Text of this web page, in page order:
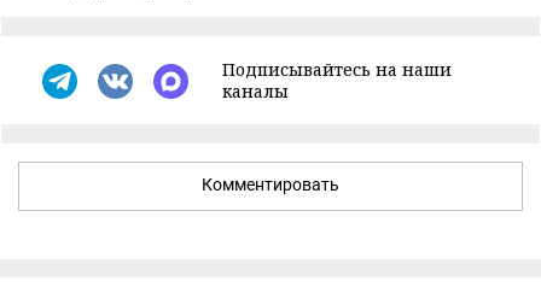
Подписывайтесь на наши
каналы
Комментировать